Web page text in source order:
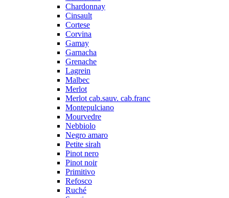
Chardonnay
Cinsault
Cortese
Corvina
Gamay
Garnacha
Grenache
Lagrein
Malbec
Merlot
Merlot cab.sauv. cab.franc
Montepulciano
Mourvedre
Nebbiolo
Negro amaro
Petite sirah
Pinot nero
Pinot noir
Primitivo
Refosco
Ruché